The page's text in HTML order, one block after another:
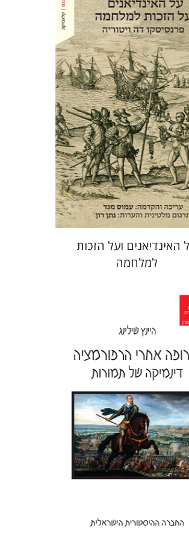
פרנסיסקו דה ויטוריה
עמוס מגד
נתן רון
הנחת אתר ספר מודפס
$30
$27
האינדיאנים ועל הזכות
למלחמה
היינץ שילינג
צילה אלעזר